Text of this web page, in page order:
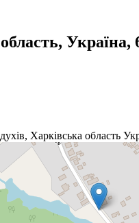
Україна,
, Харківська область